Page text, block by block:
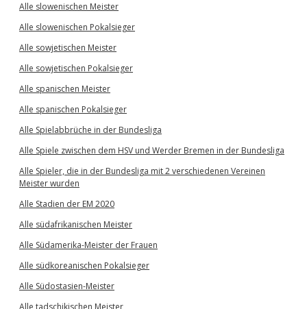
Alle slowenischen Meister
Alle slowenischen Pokalsieger
Alle sowjetischen Meister
Alle sowjetischen Pokalsieger
Alle spanischen Meister
Alle spanischen Pokalsieger
Alle Spielabbrüche in der Bundesliga
Alle Spiele zwischen dem HSV und Werder Bremen in der Bundesliga
Alle Spieler, die in der Bundesliga mit 2 verschiedenen Vereinen
Meister wurden
Alle Stadien der EM 2020
Alle südafrikanischen Meister
Alle Südamerika-Meister der Frauen
Alle südkoreanischen Pokalsieger
Alle Südostasien-Meister
Alle tadschikischen Meister